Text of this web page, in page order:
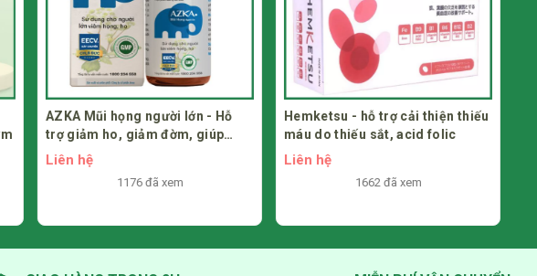
Hemketsu - hỗ trợ cải thiện thiếu
máu do thiếu sắt, acid folic
Liên hệ
1662 đã xem
Thymogold 160mg - Hỗ trợ bổ
phế, tăng cường sức đề kháng
Liên hệ
1171 đã xem